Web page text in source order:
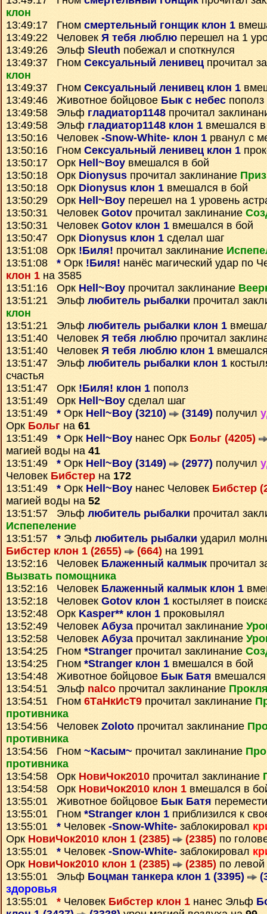
клон
13:49:17 Гном смертельный гонщик клон 1
13:49:22 Человек Я тебя люблю перешел на 1
13:49:26 Эльф Sleuth побежал и споткнулся
13:49:37 Гном Сексуальный ленивец прочитал
клон
13:49:37 Гном Сексуальный ленивец клон 1
13:49:46 Животное бойцовое Бык с небес пополз
13:49:58 Эльф гладиатор1148 прочитал
13:49:58 Эльф гладиатор1148 клон 1 вмешался
13:50:16 Человек -Snow-White- клон 1 рванул с
13:50:16 Гном Сексуальный ленивец клон 1
13:50:17 Орк Hell~Boy вмешался в бой
13:50:18 Орк Dionysus прочитал заклинание
13:50:18 Орк Dionysus клон 1 вмешался в бой
13:50:29 Орк Hell~Boy перешел на 1 уровень
13:50:31 Человек Gotov прочитал заклинание
13:50:31 Человек Gotov клон 1 вмешался в бой
13:50:47 Орк Dionysus клон 1 сделал шаг
13:51:08 Орк !Биля! прочитал заклинание
13:51:08 * Орк !Биля! нанёс магический удар по
клон 1 на 3585
13:51:16 Орк Hell~Boy прочитал заклинание
13:51:21 Эльф любитель рыбалки прочитал
клон
13:51:21 Эльф любитель рыбалки клон 1
13:51:40 Человек Я тебя люблю прочитал
13:51:40 Человек Я тебя люблю клон 1
13:51:47 Эльф любитель рыбалки клон 1
счастья
13:51:47 Орк !Биля! клон 1 пополз
13:51:49 Орк Hell~Boy сделал шаг
13:51:49 * Орк Hell~Boy (3210) (3149) получил
Орк Больг на 61
13:51:49 * Орк Hell~Boy нанес Орк Больг (4205)
магией воды на 41
13:51:49 * Орк Hell~Boy (3149) (2977) получил
Человек Бибстер на 172
13:51:49 * Орк Hell~Boy нанес Человек Бибстер
магией воды на 52
13:51:57 Эльф любитель рыбалки прочитал
Испепеление
13:51:57 * Эльф любитель рыбалки ударил
Бибстер клон 1 (2655)
(664) на 1991
13:52:16 Человек Блаженный калмык прочитал
Вызвать помощника
13:52:16 Человек Блаженный калмык клон 1
13:52:18 Человек Gotov клон 1 костыляет в
13:52:48 Орк Kasper** клон 1 проковылял
13:52:49 Человек Абузапрочитал заклинание
13:52:58 Человек Абузапрочитал заклинание
13:54:25 Гном *Stranger прочитал заклинание
13:54:25 Гном *Stranger клон 1 вмешался в бой
13:54:48 Животное бойцовое Бык Батя
13:54:51 Эльф nalco прочитал заклинание
13:54:51 Гном 6ТаНкИсТ9 прочитал заклинание
противника
13:54:56 Человек Zoloto прочитал заклинание
противника
13:54:56 Гном ~Касым~ прочитал заклинание
противника
13:54:58 Орк НовиЧок2010 прочитал заклинание
13:54:58 Орк НовиЧок2010 клон 1 вмешался в
13:55:01 Животное бойцовое Бык Батя
13:55:01 Гном *Stranger клон 1 приблизился к
13:55:01 * Человек -Snow-White- заблокировал
Орк НовиЧок2010 клон 1 (2385) (2385) по
13:55:01 * Человек -Snow-White- заблокировал
Орк НовиЧок2010 клон 1 (2385) (2385) по левой
13:55:01 Эльф Боцман танкера клон 1 (3395)
здоровья
13:55:01 * Человек Бибстер клон 1 нанес Эльф